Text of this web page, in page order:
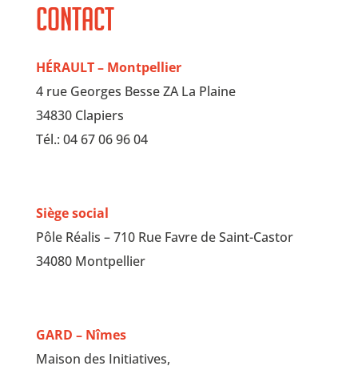
Contact
HÉRAULT – Montpellier
4 rue Georges Besse ZA La Plaine
34830 Clapiers
Tél.: 04 67 06 96 04
Siège social
Pôle Réalis – 710 Rue Favre de Saint-Castor
34080 Montpellier
GARD – Nîmes
Maison des Initiatives,